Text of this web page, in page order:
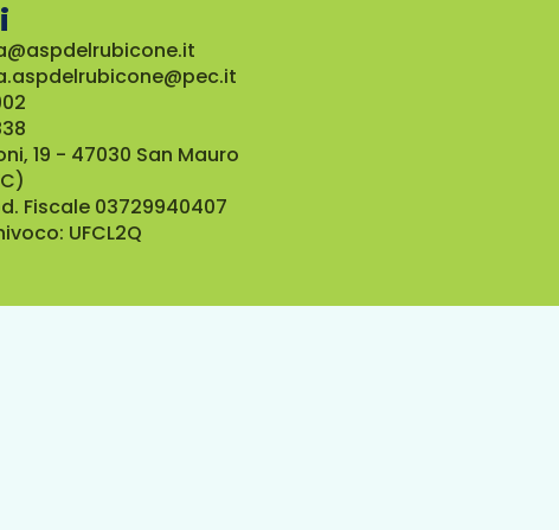
19 - 47030 San Mauro
Fiscale 03729940407
UFCL2Q